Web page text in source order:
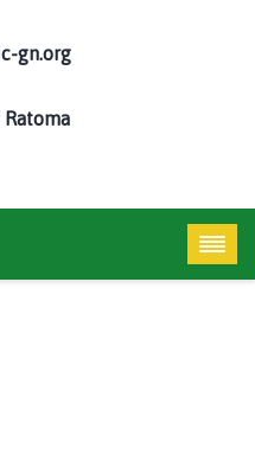
gn.org
Ratoma